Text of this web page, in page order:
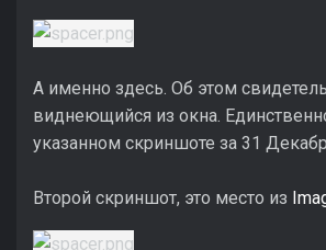
А именно здесь. Об этом
виднеющийся из окна.
указанном скриншоте за 31
Второй скриншот, это место из